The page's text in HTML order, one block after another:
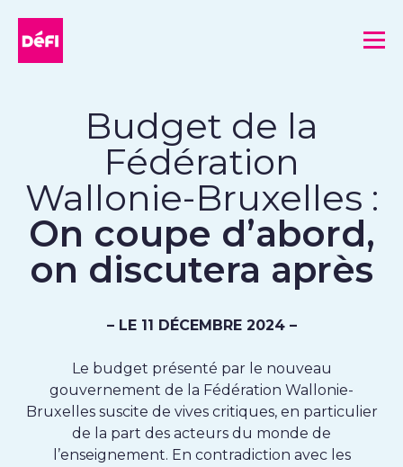
Budget de la
Fédération
Wallonie-Bruxelles :
On coupe d’abord,
on discutera après
– LE 11 DÉCEMBRE 2024 –
Le budget présenté par le nouveau
gouvernement de la Fédération Wallonie-
Bruxelles suscite de vives critiques, en particulier
de la part des acteurs du monde de
l’enseignement. En contradiction avec les